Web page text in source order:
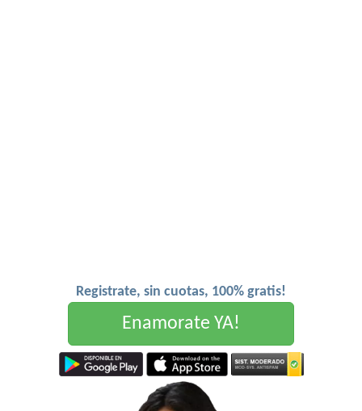
Registrate, sin cuotas, 100% gratis!
Enamorate YA!